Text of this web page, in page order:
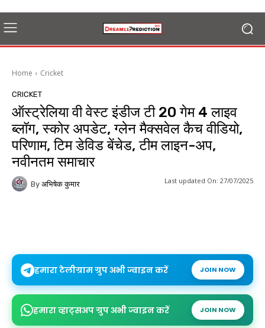
Home Cricket
CRICKET
ऑस्ट्रेलिया वी वेस्ट इंडीज टी 20 गेम 4 लाइव
ब्लॉग, स्कोर अपडेट, ग्लेन मैक्सवेल कैच वीडियो,
परिणाम, टिम डेविड बेंचेड, टीम लाइन-अप,
नवीनतम समाचार
By अभिषेक कुमार Last updated On: 27/07/2025
हमारा टेलीग्राम ग्रुप अभी ज्वाइन करें JOIN NOW
हमारा व्हाट्सअप ग्रुप अभी ज्वाइन करें JOIN NOW